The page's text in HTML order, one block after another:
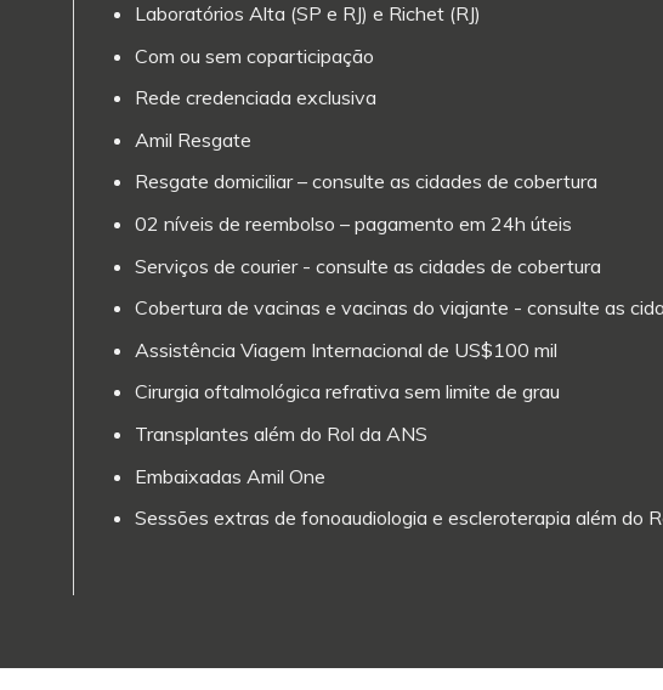
Laboratórios Alta (SP e RJ) e Richet (RJ)
Com ou sem coparticipação
Rede credenciada exclusiva
Amil Resgate
Resgate domiciliar – consulte as cidades de cobertura
02 níveis de reembolso – pagamento em 24h úteis
Serviços de courier - consulte as cidades de cobertura
Cobertura de vacinas e vacinas do viajante - consulte as
Assistência Viagem Internacional de US$100 mil
Cirurgia oftalmológica refrativa sem limite de grau
Transplantes além do Rol da ANS
Embaixadas Amil One
Sessões extras de fonoaudiologia e escleroterapia além do